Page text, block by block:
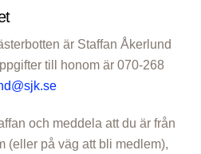
är Staffan Åkerlund
till honom är 070-268
och meddela att du är från
(eller på väg att bli medlem),